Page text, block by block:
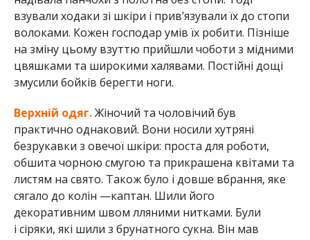
взували ходаки зі шкіри і привʼязували їх до стопи
волоками. Кожен господар умів їх робити. Пізніше
на зміну цьому взуттю прийшли чоботи з мідними
цвяшками та широкими халявами. Постійні дощі
змусили бойків берегти ноги.
Верхній одяг.Жіночий та чоловічий був
практично однаковий. Вони носили хутряні
безрукавки з овечої шкіри: проста для роботи,
обшита чорною смугою та прикрашена квітами та
листям на свято. Також було і довше вбрання, яке
сягало до колін —каптан. Шили його
декоративним швом лляними нитками. Були
і сіряки, які шили з брунатного сукна. Він мав